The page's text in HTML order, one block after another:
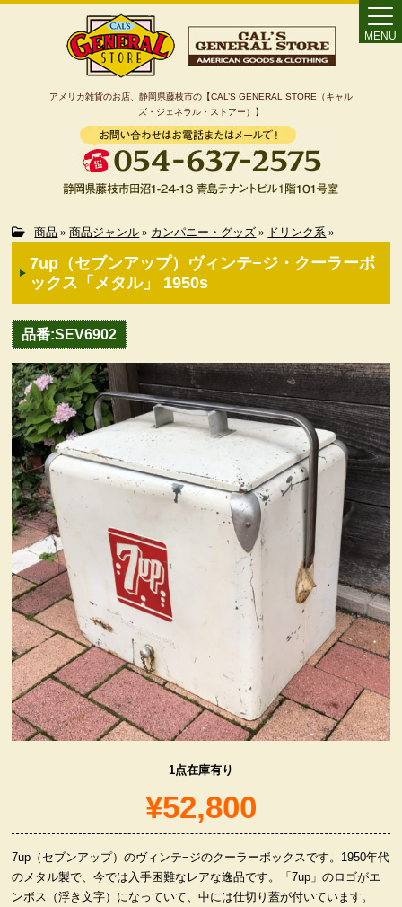
アメリカ雑貨のお店、静岡県藤枝市の【CAL’S GENERAL STORE（キャル
ズ・ジェネラル・ストアー）】
MENU
Home
カート
特定商取引法に基づく表記
カテゴリー検索
LIFE誌 企業広告切り抜き
ファイヤーキング他
コカコーラ・グッズ
カンパニー・グッズ
キャラクター・グッズ
喫煙具
服飾小物雑貨
商品 » 商品ジャンル » カンパニー・グッズ » ドリンク系 »
7up（セブンアップ）ヴィンテ−ジ・クーラーボ
ックス「メタル」 1950s
品番:SEV6902
1点在庫有り
¥52,800
7up（セブンアップ）のヴィンテ−ジのクーラーボックスです。1950年代
のメタル製で、今では入手困難なレアな逸品です。「7up」のロゴがエ
ンボス（浮き文字）になっていて、中には仕切り蓋が付いています。